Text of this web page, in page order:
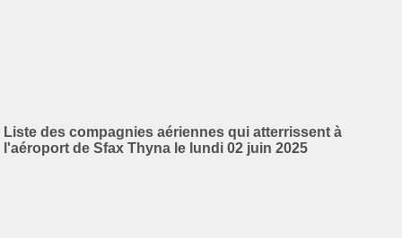
Liste des compagnies aériennes qui atterrissent à
l'aéroport de Sfax Thyna le lundi 02 juin 2025